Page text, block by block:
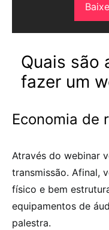
Quais são
fazer um
Economia de
Através do webinar
transmissão. Afinal,
físico e bem
equipamentos de
palestra.